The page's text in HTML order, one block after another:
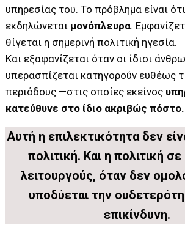
υπηρεσίας του. Το πρόβλημα είναι
εκδηλώνεται μονόπλευρα.
θίγεται η σημερινή πολιτική ηγεσία.
Και εξαφανίζεται όταν οι ίδιοι
υπερασπίζεται κατηγορούν ευθέως
περιόδους —στις οποίες εκείνος
κατεύθυνε στο ίδιο ακριβώς πόστο.
Αυτή η επιλεκτικότητα δεν
πολιτική. Και η πολιτική
λειτουργούς, όταν δεν
υποδύεται την
επικίνδυνη.